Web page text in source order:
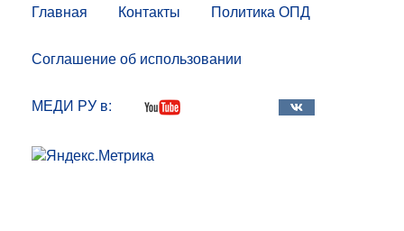
Главная Контакты Политика ОПД
Соглашение об использовании
МЕДИ РУ в: